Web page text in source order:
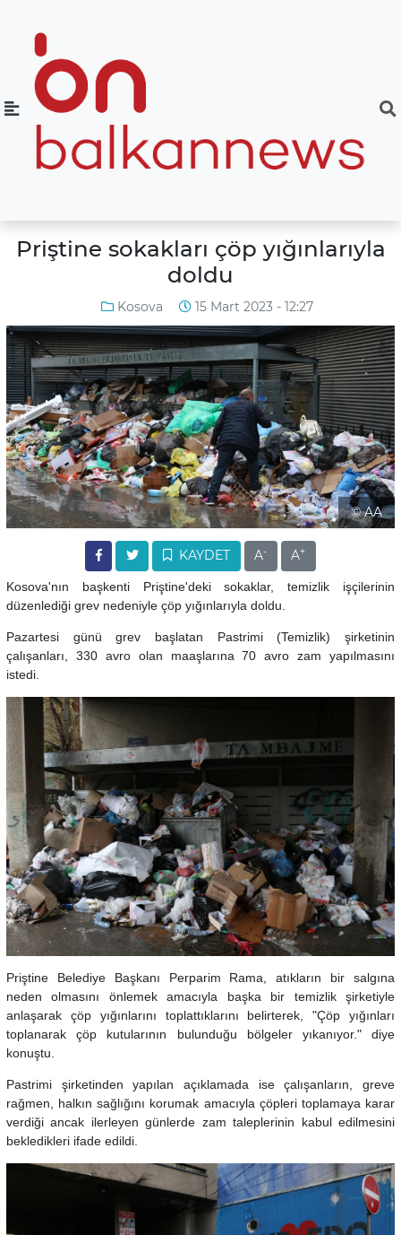
Priştine sokakları çöp yığınlarıyla
doldu
Kosova 15 Mart 2023 - 12:27
© AA
KAYDET A- A+
Kosova'nın başkenti Priştine'deki sokaklar, temizlik işçilerinin
düzenlediği grev nedeniyle çöp yığınlarıyla doldu.
Pazartesi günü grev başlatan Pastrimi (Temizlik) şirketinin
çalışanları, 330 avro olan maaşlarına 70 avro zam yapılmasını
istedi.
Priştine Belediye Başkanı Perparim Rama, atıkların bir salgına
neden olmasını önlemek amacıyla başka bir temizlik şirketiyle
anlaşarak çöp yığınlarını toplattıklarını belirterek, "Çöp yığınları
toplanarak çöp kutularının bulunduğu bölgeler yıkanıyor." diye
konuştu.
Pastrimi şirketinden yapılan açıklamada ise çalışanların, greve
rağmen, halkın sağlığını korumak amacıyla çöpleri toplamaya karar
verdiği ancak ilerleyen günlerde zam taleplerinin kabul edilmesini
bekledikleri ifade edildi.